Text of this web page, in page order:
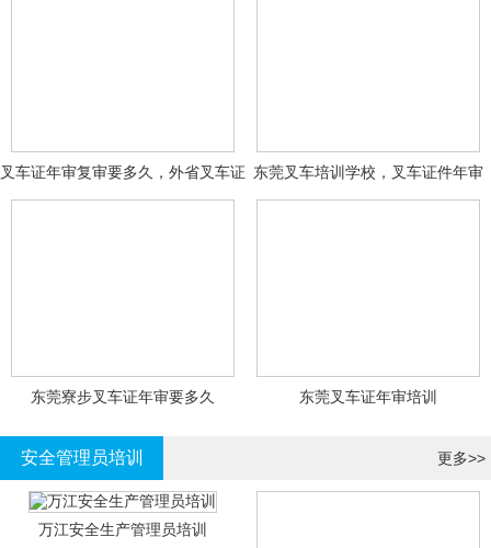
叉车证年审复审要多久，外省叉车证
年审换证
东莞叉车培训学校，叉车证件年审
东莞寮步叉车证年审要多久 东莞叉车证年审培训
安全管理员培训 更多>>
万江安全生产管理员培训